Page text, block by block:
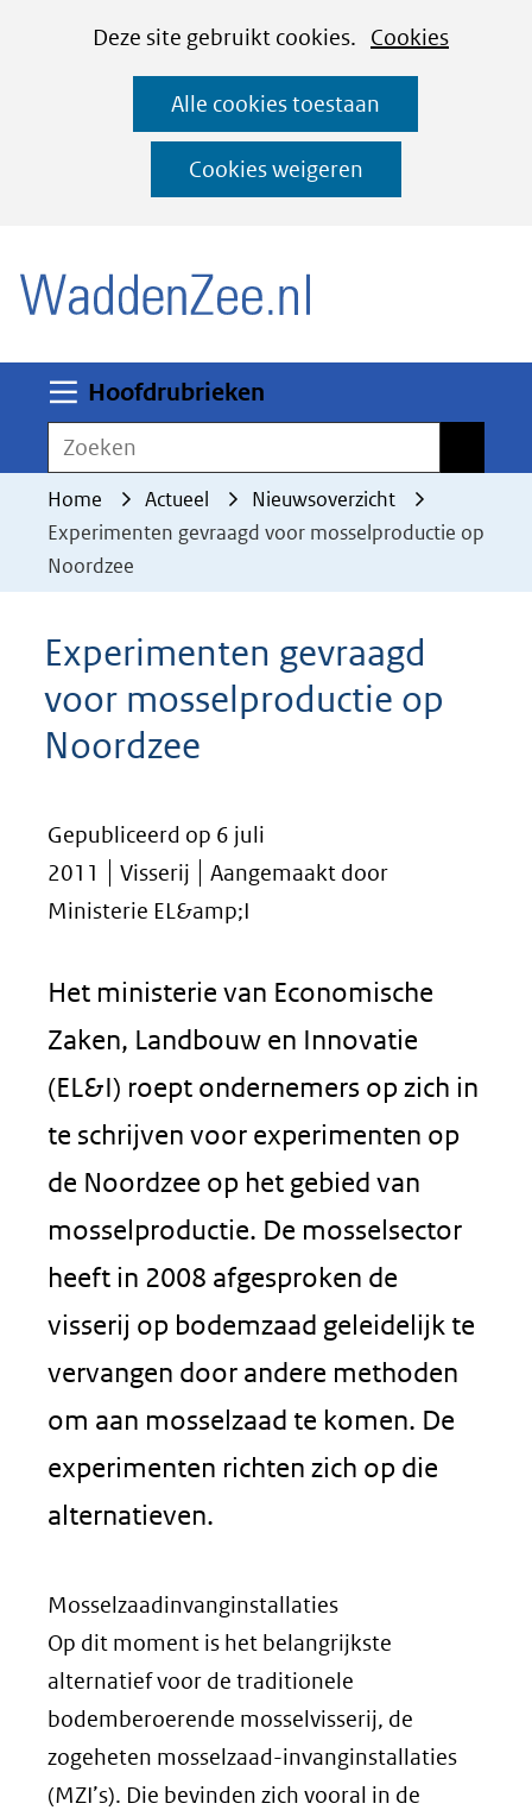
CookiesDeze site gebruikt cookies. Cookies
deze
worden
toegestaan
geweigerd.
Alle cookies toestaan
Cookies weigeren
Ga
naar
de
inhoud
Hoofdrubrieken
Zoeken
Home Actueel
Nieuwsoverzicht
Experimenten gevraagd voor mosselproductie op
Noordzee
Experimenten gevraagd
voor mosselproductie op
Noordzee
Gepubliceerd op 6 juli
2011
Visserij
Aangemaakt door
Ministerie EL&amp;I
Het ministerie van Economische
Zaken, Landbouw en Innovatie
(EL&I) roept ondernemers op zich in
te schrijven voor experimenten op
de Noordzee op het gebied van
mosselproductie. De mosselsector
heeft in 2008 afgesproken de
visserij op bodemzaad geleidelijk te
vervangen door andere methoden
om aan mosselzaad te komen. De
experimenten richten zich op die
alternatieven.
Mosselzaadinvanginstallaties
Op dit moment is het belangrijkste
alternatief voor de traditionele
bodemberoerende mosselvisserij, de
zogeheten mosselzaad-invanginstallaties
(MZI’s). Die bevinden zich vooral in de